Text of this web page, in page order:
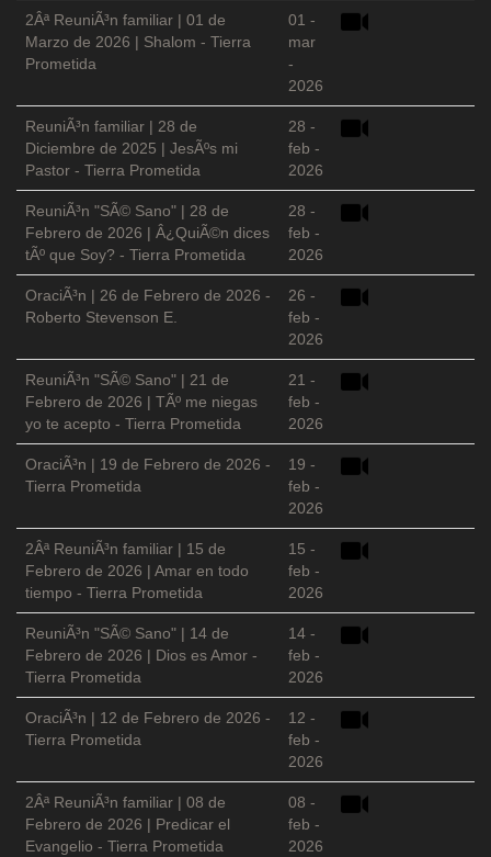
2Âª ReuniÃ³n familiar | 01 de
Marzo de 2026 | Shalom - Tierra
Prometida
01 -
mar
-
2026
ReuniÃ³n familiar | 28 de
Diciembre de 2025 | JesÃºs mi
Pastor - Tierra Prometida
28 -
feb -
2026
ReuniÃ³n "SÃ© Sano" | 28 de
Febrero de 2026 | Â¿QuiÃ©n dices
tÃº que Soy? - Tierra Prometida
28 -
feb -
2026
OraciÃ³n | 26 de Febrero de 2026 -
Roberto Stevenson E.
26 -
feb -
2026
ReuniÃ³n "SÃ© Sano" | 21 de
Febrero de 2026 | TÃº me niegas
yo te acepto - Tierra Prometida
21 -
feb -
2026
OraciÃ³n | 19 de Febrero de 2026 -
Tierra Prometida
19 -
feb -
2026
2Âª ReuniÃ³n familiar | 15 de
Febrero de 2026 | Amar en todo
tiempo - Tierra Prometida
15 -
feb -
2026
ReuniÃ³n "SÃ© Sano" | 14 de
Febrero de 2026 | Dios es Amor -
Tierra Prometida
14 -
feb -
2026
OraciÃ³n | 12 de Febrero de 2026 -
Tierra Prometida
12 -
feb -
2026
2Âª ReuniÃ³n familiar | 08 de
Febrero de 2026 | Predicar el
Evangelio - Tierra Prometida
08 -
feb -
2026